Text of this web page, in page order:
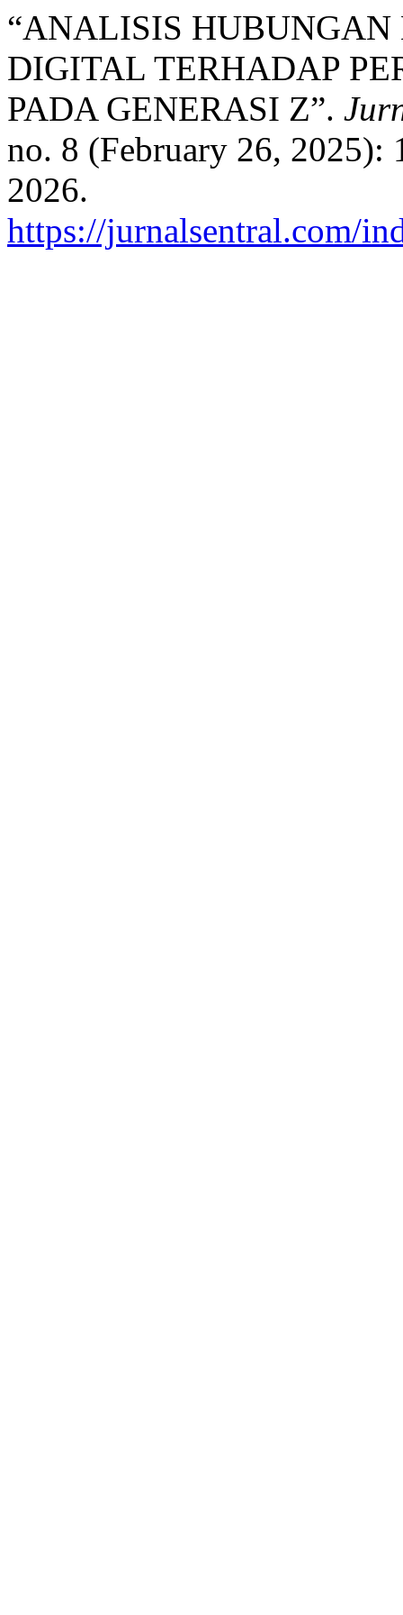
“ANALISIS
DIGITAL TERHADAP
PADA GENERASI Z”.
no. 8 (February 26, 2025):
2026.
https://jurnalsentral.com/